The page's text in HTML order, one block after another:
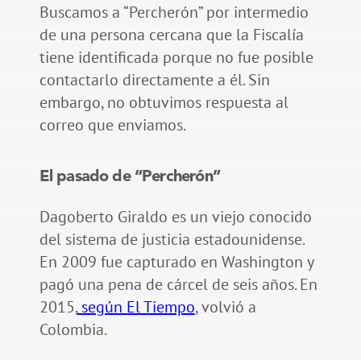
Buscamos a “Percherón” por intermedio
de una persona cercana que la Fiscalía
tiene identificada porque no fue posible
contactarlo directamente a él. Sin
embargo, no obtuvimos respuesta al
correo que enviamos.
El pasado de “Percherón”
Dagoberto Giraldo es un viejo conocido
del sistema de justicia estadounidense.
En 2009 fue capturado en Washington y
pagó una pena de cárcel de seis años. En
2015,según El Tiempo, volvió a
Colombia.